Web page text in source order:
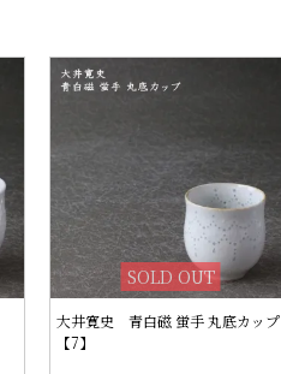
SOLD OUT
大井寛史 青白磁 蛍手 丸底カップ
【7】